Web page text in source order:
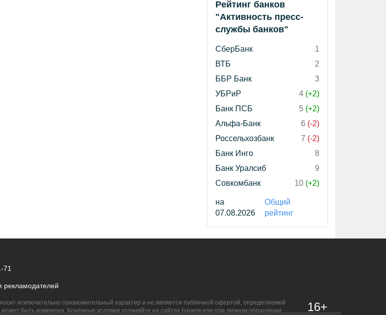
Рейтинг банков
"Активность пресс-
службы банков"
СберБанк
1
ВТБ
2
ББР Банк
3
УБРиР
4 (+2)
Банк ПСБ
5 (+2)
Альфа-Банк
6 (-2)
Россельхозбанк
7 (-2)
Банк Инго
8
Банк Уралсиб
9
Совкомбанк
10 (+2)
на
07.08.2026
Общий
рейтинг
71
рекламодателей
исключительно ознакомительный характер и не является публичной офертой, определяемой
быть изменена. Конечные условия уточняйте на сайтах банков или при личном обращении.
16+